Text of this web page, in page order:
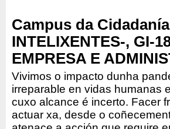
Campus da
INTELIXENTES-, GI-
EMPRESA E
Vivimos o impacto dunha
irreparable en vidas humanas
cuxo alcance é incerto. Facer
actuar xa, desde o